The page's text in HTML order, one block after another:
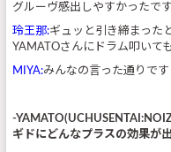
グルーヴ感出しやすかったです
玲王那:ギュッと引き締まった
YAMATOさんにドラム叩いて
MIYA:みんなの言った通りです
-
ギドにどんなプラスの効果が